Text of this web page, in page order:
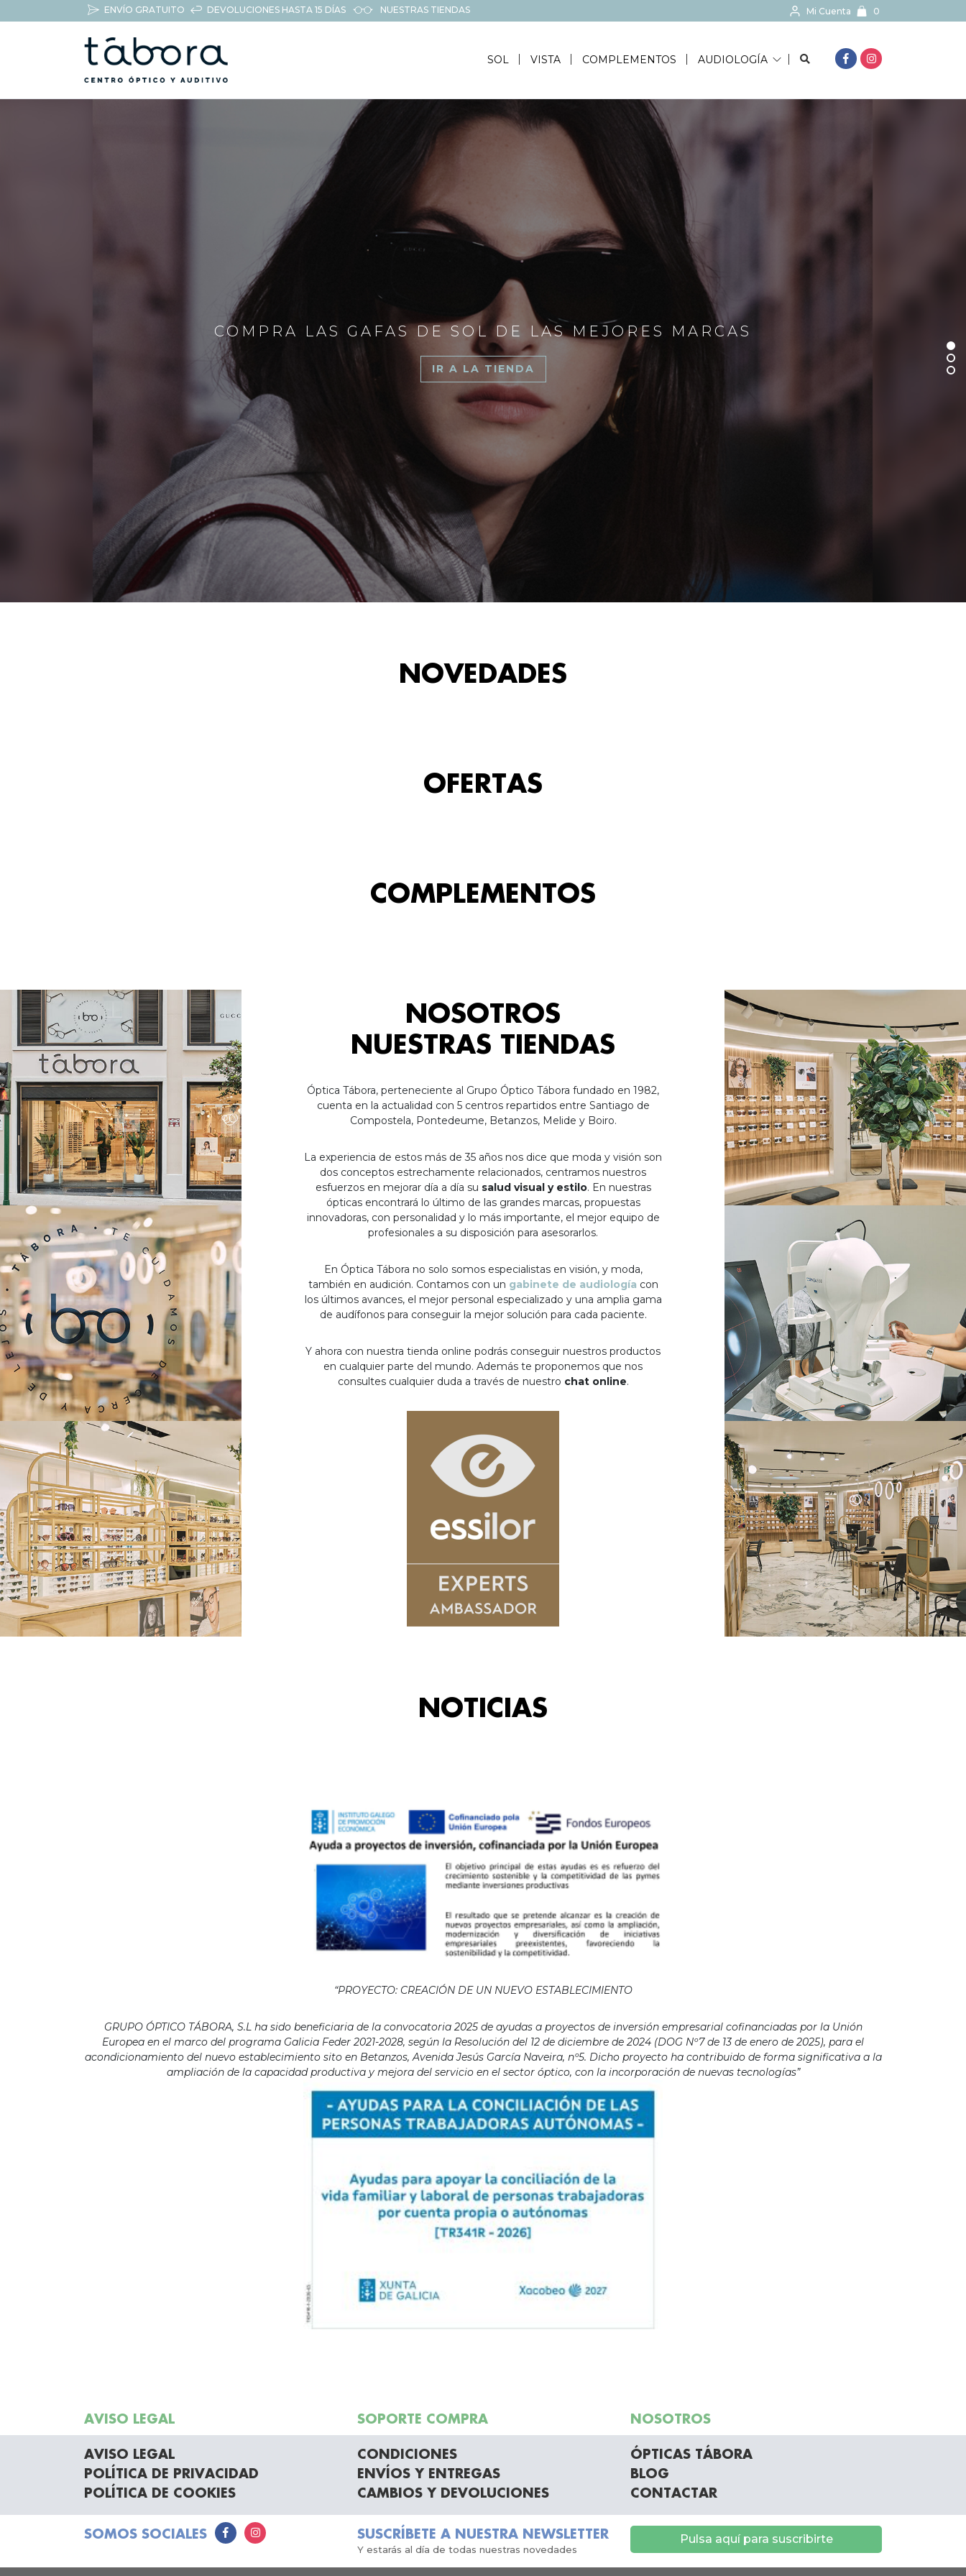
ENVÍO GRATUITO DEVOLUCIONES HASTA 15 DÍAS NUESTRAS TIENDAS Mi Cuenta 0
SOL VISTA COMPLEMENTOS AUDIOLOGÍA BUSCAR...
COMPRA LAS GAFAS DE SOL DE LAS MEJORES MARCAS
IR A LA TIENDA
NOVEDADES
OFERTAS
COMPLEMENTOS
NOSOTROS
NUESTRAS TIENDAS
Óptica Tábora, perteneciente al Grupo Óptico Tábora fundado en 1982,
cuenta en la actualidad con 5 centros repartidos entre Santiago de
Compostela, Pontedeume, Betanzos, Melide y Boiro.
La experiencia de estos más de 35 años nos dice que moda y visión son
dos conceptos estrechamente relacionados, centramos nuestros
esfuerzos en mejorar día a día su salud visual y estilo. En nuestras
ópticas encontrará lo último de las grandes marcas, propuestas
innovadoras, con personalidad y lo más importante, el mejor equipo de
profesionales a su disposición para asesorarlos.
En Óptica Tábora no solo somos especialistas en visión, y moda,
también en audición. Contamos con un gabinete de audiología con
los últimos avances, el mejor personal especializado y una amplia gama
de audífonos para conseguir la mejor solución para cada paciente.
Y ahora con nuestra tienda online podrás conseguir nuestros productos
en cualquier parte del mundo. Además te proponemos que nos
consultes cualquier duda a través de nuestro chat online.
NOTICIAS
“PROYECTO: CREACIÓN DE UN NUEVO ESTABLECIMIENTO
GRUPO ÓPTICO TÁBORA, S.L ha sido beneficiaria de la convocatoria 2025 de ayudas a proyectos de inversión empresarial cofinanciadas por la Unión
Europea en el marco del programa Galicia Feder 2021-2028, según la Resolución del 12 de diciembre de 2024 (DOG Nº7 de 13 de enero de 2025), para el
acondicionamiento del nuevo establecimiento sito en Betanzos, Avenida Jesús García Naveira, nº5. Dicho proyecto ha contribuido de forma significativa a la
ampliación de la capacidad productiva y mejora del servicio en el sector óptico, con la incorporación de nuevas tecnologías”
AVISO LEGAL SOPORTE COMPRA NOSOTROS
AVISO LEGAL
POLÍTICA DE PRIVACIDAD
POLÍTICA DE COOKIES
CONDICIONES
ENVÍOS Y ENTREGAS
CAMBIOS Y DEVOLUCIONES
ÓPTICAS TÁBORA
BLOG
CONTACTAR
SOMOS SOCIALES SUSCRÍBETE A NUESTRA NEWSLETTER
Y estarás al día de todas nuestras novedades
Pulsa aquí para suscribirte